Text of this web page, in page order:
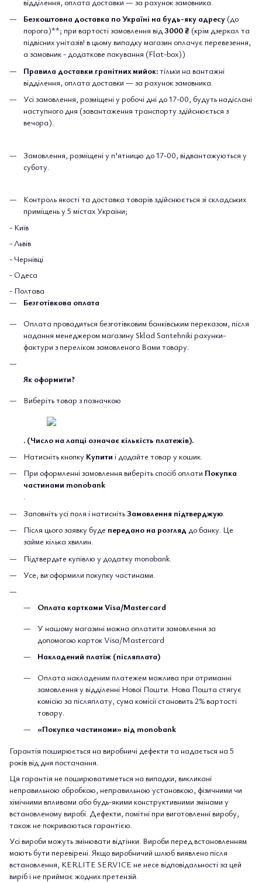
Безкоштовна доставка по Україні на будь-яку адресу (до
порога)**; при вартості замовлення від3000 ₴ (крім дзеркал та
підвісних унітазів! в цьому випадку магазин оплачує перевезення,
а замовник - додаткове пакування (Flat-box))
Правила доставки гранітних мийок:тільки на вантажні
відділення, оплата доставки — за рахунок замовника.
Усі замовлення, розміщені у робочі дні до 17-00, будуть надіслані
наступного дня (завантаження транспорту здійснюється з
вечора).
Замовлення, розміщені у п'ятницю до 17-00, відвантажуються у
суботу.
Контроль якості та доставка товарів здійснюється зі складських
приміщень у 5 містах України;
- Київ
- Львів
- Чернівці
- Одеса
- Полтава
Безготівкова оплата
Оплата провадиться безготівковим банківським переказом, після
надання менеджером магазину Sklad Santehniki рахунки-
фактури з переліком замовленого Вами товару.
Як оформити?
Виберіть товар з позначкою
. (Число на лапці означає кількість платежів).
Натисніть кнопку Купити і додайте товар у кошик.
При оформленні замовлення виберіть спосіб оплати Покупка
частинами monobank
.
Заповніть усі поля і натисніть Замовлення підтверджую
Після цього заявку буде передано на розгляд до банку. Це
займе кілька хвилин.
Підтвердьте купівлю у додатку monobank.
Усе, ви оформили покупку частинами.
Оплата картками Visa/Mastercard
У нашому магазині можна оплатити замовлення за
допомогою карток Visa/Mastercard
Накладений платіж (післяплата)
Оплата накладеним платежем можлива при отриманні
замовлення у відділенні Нової Пошти. Нова Пошта стягує
комісію за післяплату, сума комісії становить 2% вартості
товару.
«Покупка частинами» від monobank
Гарантія поширюється на виробничі дефекти та надається на 5
років від дня постачання.
Ця гарантія не поширюватиметься на випадки, викликані
неправильною обробкою, неправильною установкою, фізичними чи
хімічними впливами або будь-якими конструктивними змінами у
встановленому виробі. Дефекти, помітні при виготовленні виробу,
також не покриваються гарантією.
Усі вироби можуть змінювати відтінки. Вироби перед встановленням
мають бути перевірені. Якщо виробничий шлюб виявлено після
встановлення, KERLITE SERVICE не несе відповідальності за цей
виріб і не приймає жодних претензій.